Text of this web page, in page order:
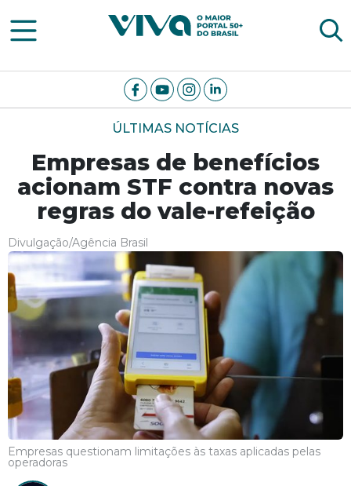
Viva Notícias
ÚLTIMAS NOTÍCIAS
Empresas de benefícios
acionam STF contra novas
regras do vale-refeição
Divulgação/Agência Brasil
Empresas questionam limitações às taxas aplicadas pelas
operadoras